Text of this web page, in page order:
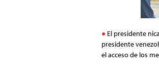
El presidente
presidente
el acceso de los